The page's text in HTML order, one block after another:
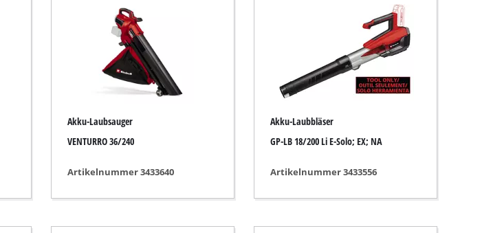
Akku-Laubsauger
VENTURRO 36/240
Artikelnummer 3433640
Akku-Laubbläser
GP-LB 18/200 Li E-Solo; EX; NA
Artikelnummer 3433556